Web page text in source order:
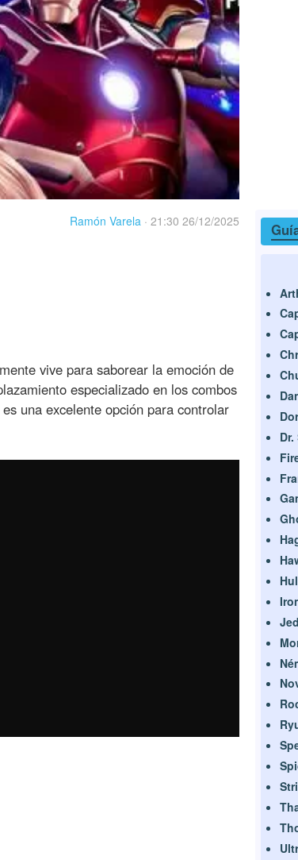
Ramón Varela · 21:30 26/12/2025
vive para saborear la emoción de
especializado en los combos
una excelente opción para controlar